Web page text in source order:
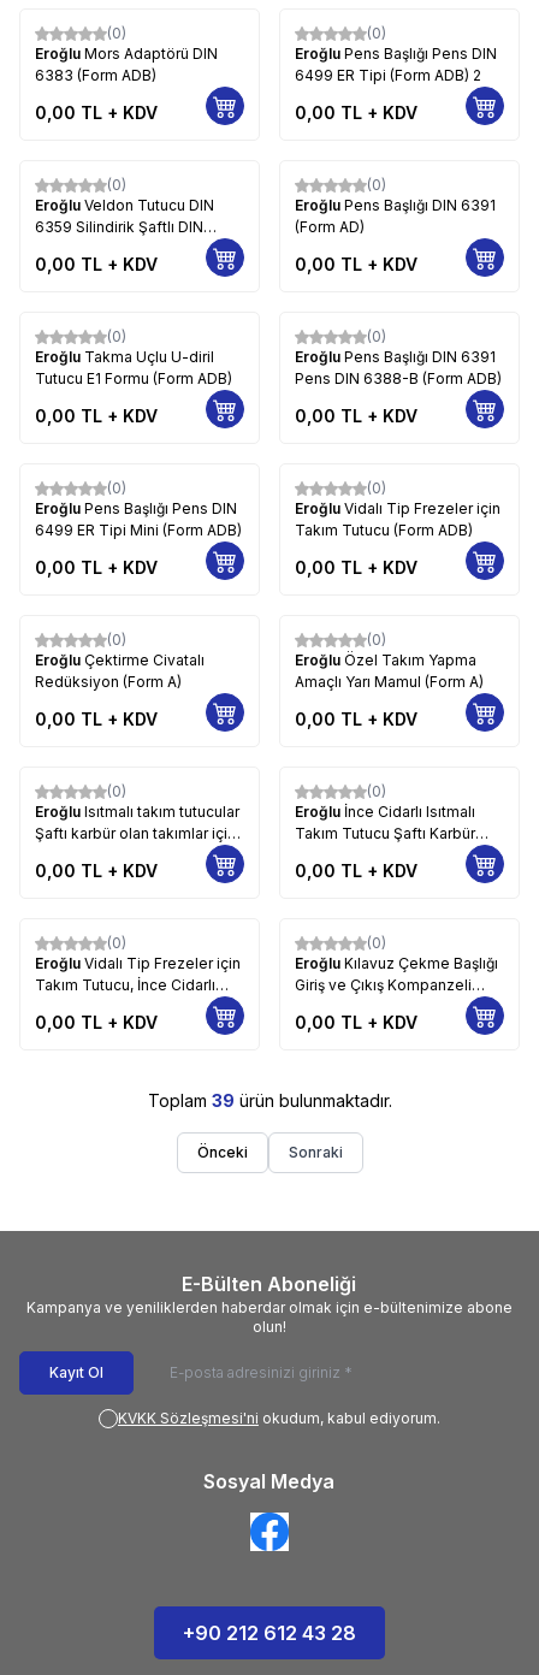
(0)
Eroğlu Mors Adaptörü DIN
6383 (Form ADB)
0,00 TL + KDV
(0)
Eroğlu Pens Başlığı Pens DIN
6499 ER Tipi (Form ADB) 2
0,00 TL + KDV
(0)
Eroğlu Veldon Tutucu DIN
6359 Silindirik Şaftlı DIN
1835-B İçten Soğutma Kanallı
(Form ADB)
0,00 TL + KDV
(0)
Eroğlu Pens Başlığı DIN 6391
(Form AD)
0,00 TL + KDV
(0)
Eroğlu Takma Uçlu U-diril
Tutucu E1 Formu (Form ADB)
0,00 TL + KDV
(0)
Eroğlu Pens Başlığı DIN 6391
Pens DIN 6388-B (Form ADB)
0,00 TL + KDV
(0)
Eroğlu Pens Başlığı Pens DIN
6499 ER Tipi Mini (Form ADB)
0,00 TL + KDV
(0)
Eroğlu Vidalı Tip Frezeler için
Takım Tutucu (Form ADB)
0,00 TL + KDV
(0)
Eroğlu Çektirme Civatalı
Redüksiyon (Form A)
0,00 TL + KDV
(0)
Eroğlu Özel Takım Yapma
Amaçlı Yarı Mamul (Form A)
0,00 TL + KDV
(0)
Eroğlu Isıtmalı takım tutucular
Şaftı karbür olan takımlar için
0,00 TL + KDV
(0)
Eroğlu İnce Cidarlı Isıtmalı
Takım Tutucu Şaftı Karbür
Olan Takımlar için (Form ADB)
0,00 TL + KDV
(0)
Eroğlu Vidalı Tip Frezeler için
Takım Tutucu, İnce Cidarlı
0,00 TL + KDV
(0)
Eroğlu Kılavuz Çekme Başlığı
Giriş ve Çıkış Kompanzeli
0,00 TL + KDV
Toplam 39 ürün bulunmaktadır.
Önceki Sonraki
E-Bülten Aboneliği
Kampanya ve yeniliklerden haberdar olmak için e-bültenimize abone
olun!
Kayıt Ol
KVKK Sözleşmesi'ni okudum, kabul ediyorum.
Sosyal Medya
+90 212 612 43 28